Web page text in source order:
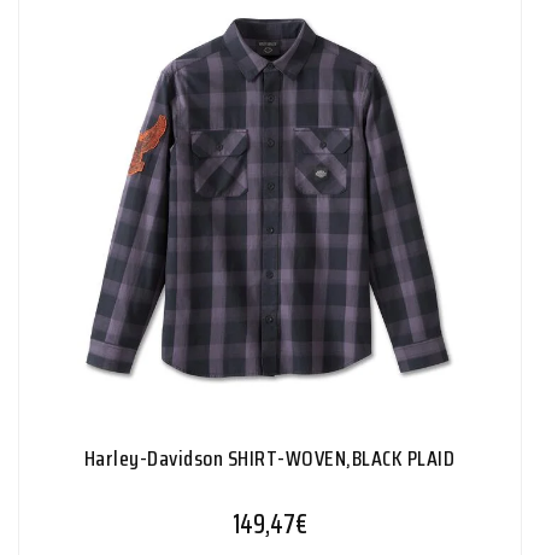
Harley-Davidson SHIRT-WOVEN,BLACK PLAID
149,47€